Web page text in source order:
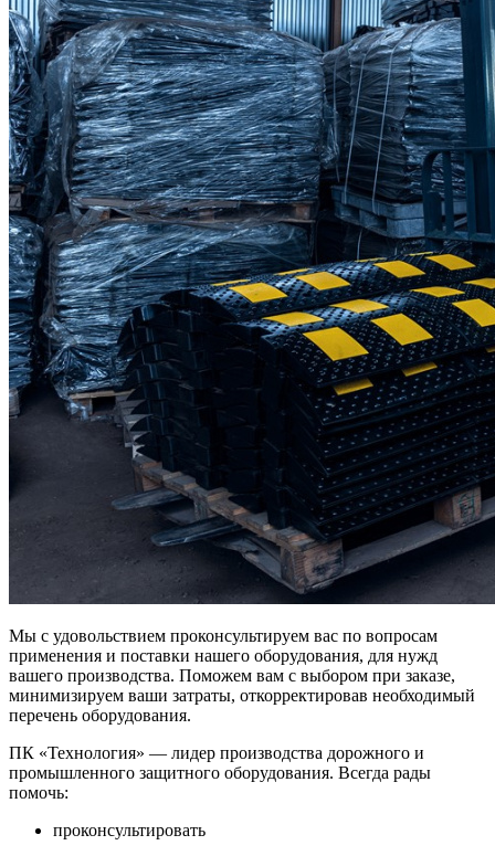
Мы с удовольствием проконсультируем вас по вопросам
применения и поставки нашего оборудования, для нужд
вашего производства. Поможем вам с выбором при заказе,
минимизируем ваши затраты, откорректировав необходимый
перечень оборудования.
ПК «Технология» — лидер производства дорожного и
промышленного защитного оборудования. Всегда рады
помочь:
проконсультировать